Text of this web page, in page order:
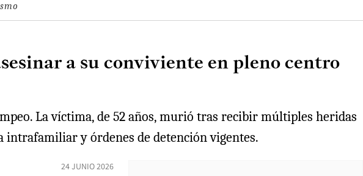
a su conviviente en pleno centro
La víctima, de 52 años, murió tras recibir múltiples heridas
intrafamiliar y órdenes de detención vigentes.
24 JUNIO 2026